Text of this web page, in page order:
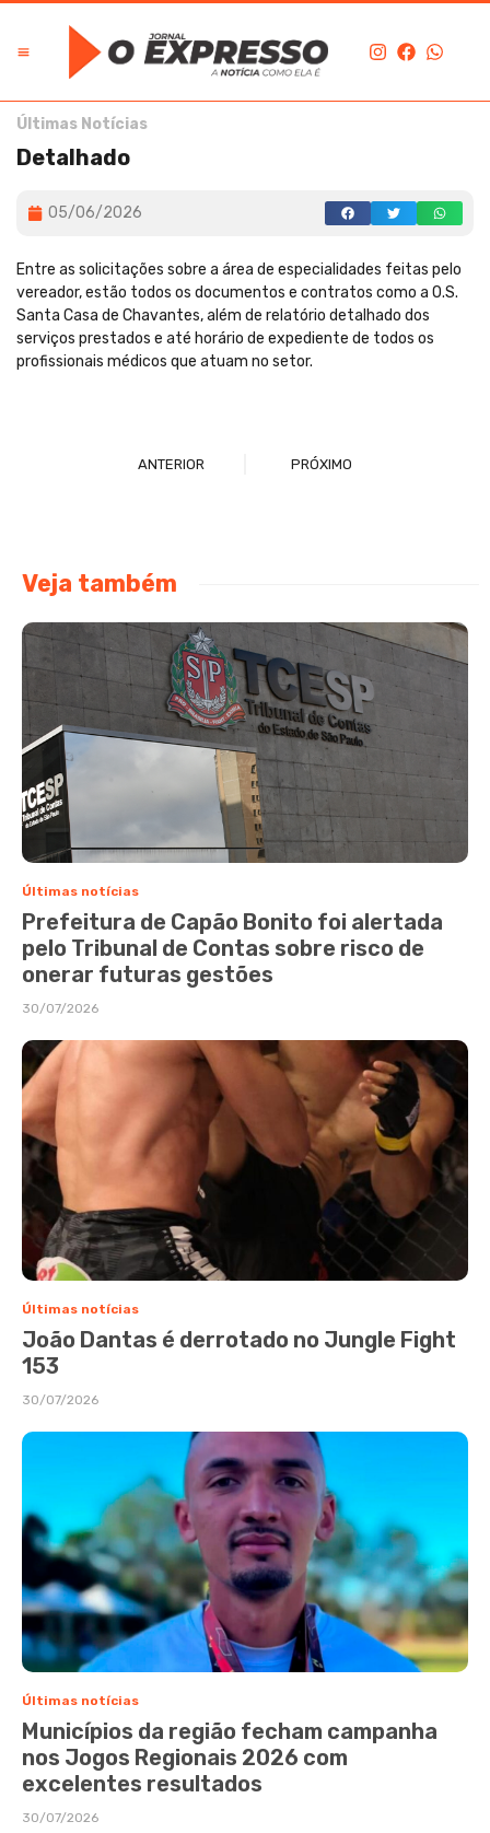
Últimas Notícias
Detalhado
05/06/2026
Entre as solicitações sobre a área de especialidades feitas pelo
vereador, estão todos os documentos e contratos como a O.S.
Santa Casa de Chavantes, além de relatório detalhado dos
serviços prestados e até horário de expediente de todos os
profissionais médicos que atuam no setor.
ANTERIOR PRÓXIMO
Veja também
Últimas notícias
Prefeitura de Capão Bonito foi alertada
pelo Tribunal de Contas sobre risco de
onerar futuras gestões
30/07/2026
Últimas notícias
João Dantas é derrotado no Jungle Fight
153
30/07/2026
Últimas notícias
Municípios da região fecham campanha
nos Jogos Regionais 2026 com
excelentes resultados
30/07/2026